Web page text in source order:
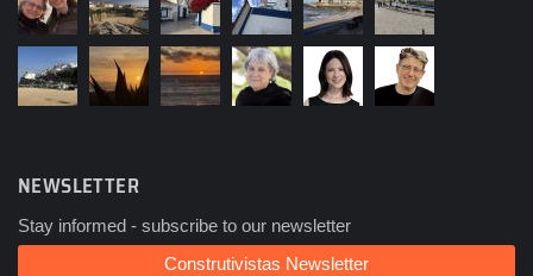
NEWSLETTER
Stay informed - subscribe to our newsletter
Construtivistas Newsletter